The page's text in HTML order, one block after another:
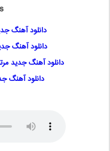
دانلود آهنگ
دانلود آهنگ
دانلود آهنگ جدید
دانلود آهنگ